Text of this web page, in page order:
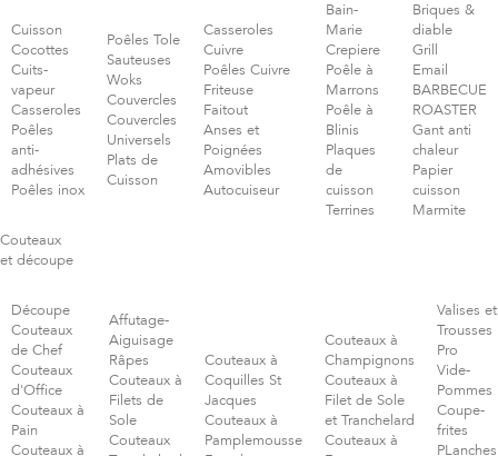
Cuisson
Cocottes
Cuits-
vapeur
Casseroles
Poêles
anti-
adhésives
Poêles inox
Poêles Tole
Sauteuses
Woks
Couvercles
Couvercles
Universels
Plats de
Cuisson
Casseroles
Cuivre
Poêles Cuivre
Friteuse
Faitout
Anses et
Poignées
Amovibles
Autocuiseur
Bain-
Marie
Crepiere
Poêle à
Marrons
Poêle à
Blinis
Plaques
de
cuisson
Terrines
Briques &
diable
Grill
Email
BARBECUE
ROASTER
Gant anti
chaleur
Papier
cuisson
Marmite
Couteaux
et découpe
Découpe
Couteaux
de Chef
Couteaux
d'Office
Couteaux à
Pain
Couteaux à
Affutage-
Aiguisage
Râpes
Couteaux à
Filets de
Sole
Couteaux
Couteaux à
Coquilles St
Jacques
Couteaux à
Pamplemousse
Couteaux à
Champignons
Couteaux à
Filet de Sole
et Tranchelard
Couteaux à
Valises et
Trousses
Pro
Vide-
Pommes
Coupe-
frites
PLanches